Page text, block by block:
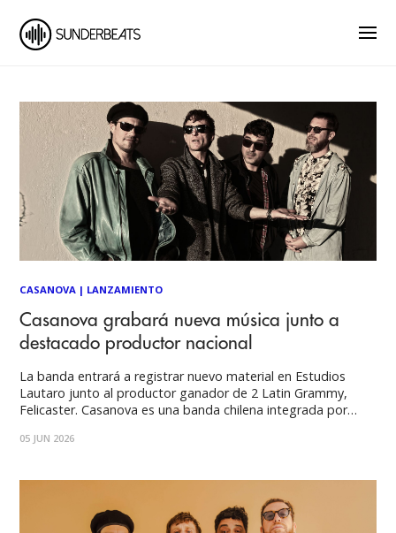
CASANOVA | LANZAMIENTO
Casanova grabará nueva música junto a
destacado productor nacional
La banda entrará a registrar nuevo material en Estudios
Lautaro junto al productor ganador de 2 Latin Grammy,
Felicaster. Casanova es una banda chilena integrada por
Saavedra. En los años 2000 lanzaron su primer disco
05 JUN 2026